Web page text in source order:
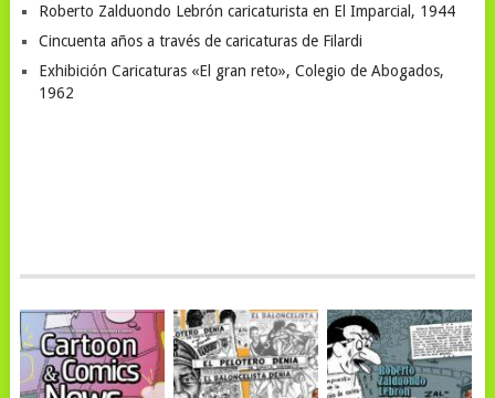
Roberto Zalduondo Lebrón caricaturista en El Imparcial, 1944
Cincuenta años a través de caricaturas de Filardi
Exhibición Caricaturas «El gran reto», Colegio de Abogados,
1962